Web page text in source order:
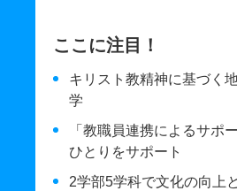
ここに注目！
キリスト教精神に基づく
学
「教職員連携によるサポ
ひとりをサポート
2学部5学科で文化の向上